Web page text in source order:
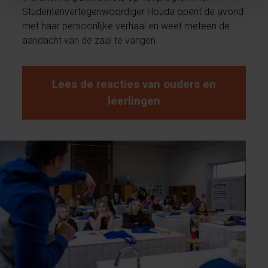
Studentenvertegenwoordiger Houda opent de avond
met haar persoonlijke verhaal en weet meteen de
aandacht van de zaal te vangen.
Lees de reacties van ouders en
leerlingen